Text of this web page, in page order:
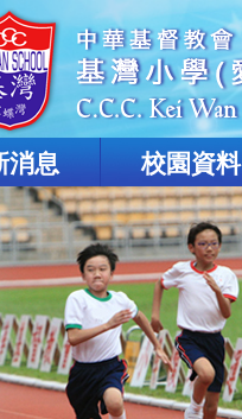
消息 校園資料